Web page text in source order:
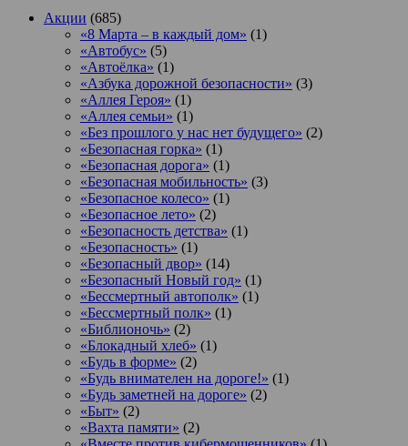
Акции (685)
«8 Марта – в каждый дом» (1)
«Автобус» (5)
«Автоёлка» (1)
«Азбука дорожной безопасности» (3)
«Аллея Героя» (1)
«Аллея семьи» (1)
«Без прошлого у нас нет будущего» (2)
«Безопасная горка» (1)
«Безопасная дорога» (1)
«Безопасная мобильность» (3)
«Безопасное колесо» (1)
«Безопасное лето» (2)
«Безопасность детства» (1)
«Безопасность» (1)
«Безопасный двор» (14)
«Безопасный Новый год» (1)
«Бессмертный автополк» (1)
«Бессмертный полк» (1)
«Библионочь» (2)
«Блокадный хлеб» (1)
«Будь в форме» (2)
«Будь внимателен на дороге!» (1)
«Будь заметней на дороге» (2)
«Быт» (2)
«Вахта памяти» (2)